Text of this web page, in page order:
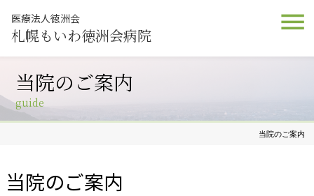
医療法人徳洲会
札幌もいわ徳洲会病院
当院のご案内
guide
当院のご案内
当院のご案内